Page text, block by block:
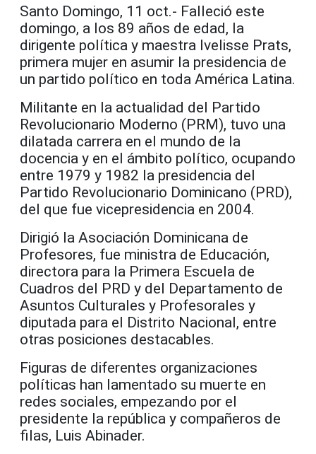
Santo Domingo, 11 oct.- Falleció este
domingo, a los 89 años de edad, la
dirigente política y maestra Ivelisse Prats,
primera mujer en asumir la presidencia de
un partido político en toda América Latina.
Militante en la actualidad del Partido
Revolucionario Moderno (PRM), tuvo una
dilatada carrera en el mundo de la
docencia y en el ámbito político, ocupando
entre 1979 y 1982 la presidencia del
Partido Revolucionario Dominicano (PRD),
del que fue vicepresidencia en 2004.
Dirigió la Asociación Dominicana de
Profesores, fue ministra de Educación,
directora para la Primera Escuela de
Cuadros del PRD y del Departamento de
Asuntos Culturales y Profesorales y
diputada para el Distrito Nacional, entre
otras posiciones destacables.
Figuras de diferentes organizaciones
políticas han lamentado su muerte en
redes sociales, empezando por el
presidente la república y compañeros de
filas, Luis Abinader.